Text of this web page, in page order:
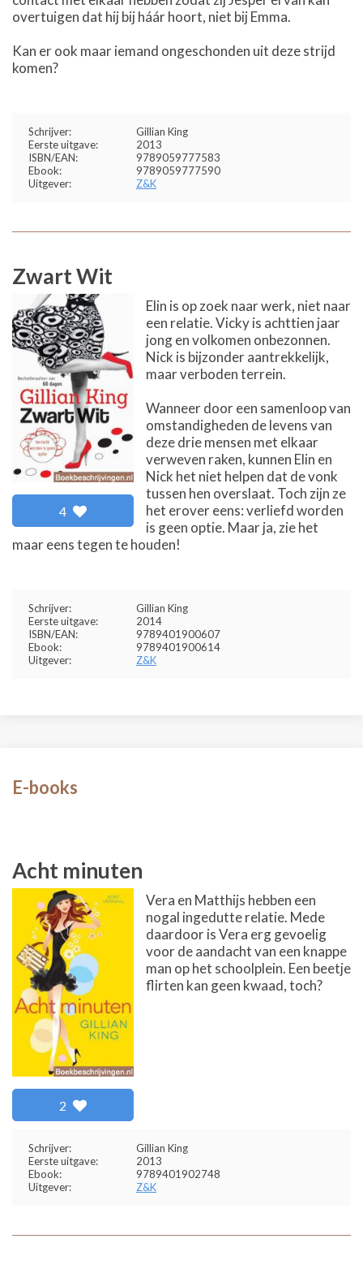
overtuigen dat hij bij háár hoort, niet bij Emma.
Kan er ook maar iemand ongeschonden uit deze strijd
komen?
Schrijver:
Gillian King
Eerste uitgave:
2013
ISBN/EAN:
9789059777583
Ebook:
9789059777590
Uitgever:
Z&K
Zwart Wit
4
Elin is op zoek naar werk, niet naar
een relatie. Vicky is achttien jaar
jong en volkomen onbezonnen.
Nick is bijzonder aantrekkelijk,
maar verboden terrein.
Wanneer door een samenloop van
omstandigheden de levens van
deze drie mensen met elkaar
verweven raken, kunnen Elin en
Nick het niet helpen dat de vonk
tussen hen overslaat. Toch zijn ze
het erover eens: verliefd worden
is geen optie. Maar ja, zie het
maar eens tegen te houden!
Schrijver:
Gillian King
Eerste uitgave:
2014
ISBN/EAN:
9789401900607
Ebook:
9789401900614
Uitgever:
Z&K
E-books
Acht minuten
2
Vera en Matthijs hebben een
nogal ingedutte relatie. Mede
daardoor is Vera erg gevoelig
voor de aandacht van een knappe
man op het schoolplein. Een beetje
flirten kan geen kwaad, toch?
Schrijver:
Gillian King
Eerste uitgave:
2013
Ebook:
9789401902748
Uitgever:
Z&K